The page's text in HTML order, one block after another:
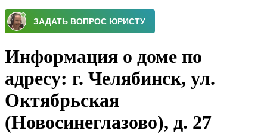
Информация о доме по
адресу: г. Челябинск, ул.
Октябрьская
(Новосинеглазово), д. 27